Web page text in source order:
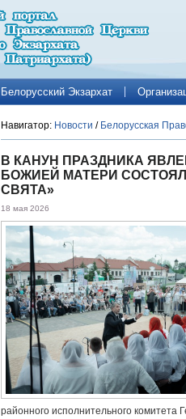
Белорусский Экзархат
Навигатор: Новости / Белорусская
В КАНУН ПРАЗДНИКА
БОЖИЕЙ МАТЕРИ
СВЯТА»
18 мая 2026
районного исполнительного комитета